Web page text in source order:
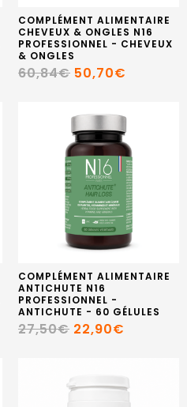
COMPLÉMENT ALIMENTAIRE
CHEVEUX & ONGLES N16
PROFESSIONNEL - CHEVEUX
& ONGLES
60,84€ 50,70€
COMPLÉMENT ALIMENTAIRE
ANTICHUTE N16
PROFESSIONNEL -
ANTICHUTE - 60 GÉLULES
27,50€ 22,90€